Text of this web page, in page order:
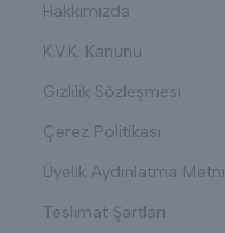
Hakkımızda
K.V.K. Kanunu
Gizlilik Sözleşmesi
Çerez Politikası
Üyelik Aydınlatma Metni
Teslimat Şartları